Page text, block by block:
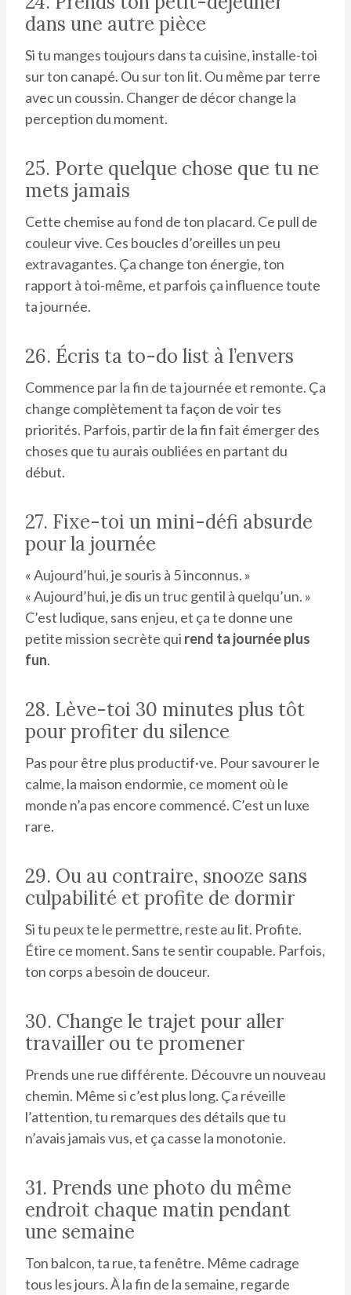
dans une autre pièce
Si tu manges toujours dans ta cuisine, installe-toi
sur ton canapé. Ou sur ton lit. Ou même par terre
avec un coussin. Changer de décor change la
perception du moment.
25. Porte quelque chose que tu ne
mets jamais
Cette chemise au fond de ton placard. Ce pull de
couleur vive. Ces boucles d’oreilles un peu
extravagantes. Ça change ton énergie, ton
rapport à toi-même, et parfois ça influence toute
ta journée.
26. Écris ta to-do list à l’envers
Commence par la fin de ta journée et remonte. Ça
change complètement ta façon de voir tes
priorités. Parfois, partir de la fin fait émerger des
choses que tu aurais oubliées en partant du
début.
27. Fixe-toi un mini-défi absurde
pour la journée
« Aujourd’hui, je souris à 5 inconnus. »
« Aujourd’hui, je dis un truc gentil à quelqu’un. »
C’est ludique, sans enjeu, et ça te donne une
petite mission secrète qui rend ta journée plus
fun.
28. Lève-toi 30 minutes plus tôt
pour profiter du silence
Pas pour être plus productif·ve. Pour savourer le
calme, la maison endormie, ce moment où le
monde n’a pas encore commencé. C’est un luxe
rare.
29. Ou au contraire, snooze sans
culpabilité et profite de dormir
Si tu peux te le permettre, reste au lit. Profite.
Étire ce moment. Sans te sentir coupable. Parfois,
ton corps a besoin de douceur.
30. Change le trajet pour aller
travailler ou te promener
Prends une rue différente. Découvre un nouveau
chemin. Même si c’est plus long. Ça réveille
l’attention, tu remarques des détails que tu
n’avais jamais vus, et ça casse la monotonie.
31. Prends une photo du même
endroit chaque matin pendant
une semaine
Ton balcon, ta rue, ta fenêtre. Même cadrage
tous les jours. À la fin de la semaine, regarde